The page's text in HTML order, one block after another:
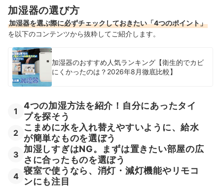
売れ筋の人気象印の加湿器全8商品を徹底比較！
象印の加湿器の売れ筋ランキングもチェック！
加湿器の選び方
加湿器を選ぶ際に必ずチェックしておきたい「4つのポイント」
を以下のコンテンツから抜粋してご紹介します。
加湿器のおすすめ人気ランキング【衛生的でカビ
にくかったのは？2026年8月徹底比較】
1
4つの加湿方法を紹介！自分にあったタイ
プを探そう
2
こまめに水を入れ替えやすいように、給水
が簡単なものを選ぼう
3
加湿しすぎはNG。まずは置きたい部屋の広
さに合ったものを選ぼう
4
寝室で使うなら、消灯・減灯機能やリモコ
ンにも注目